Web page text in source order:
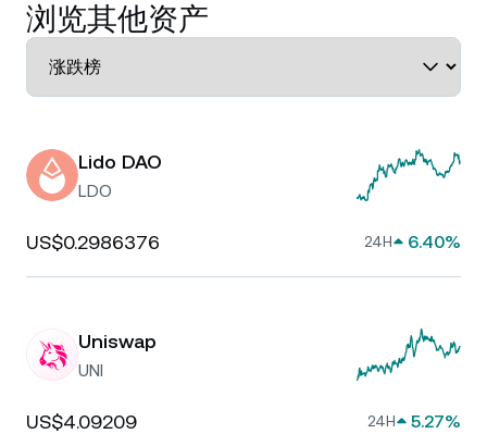
浏览其他资产
Lido DAO
LDO
US$0.2986376 24H 6.40%
Uniswap
UNI
US$4.09209 24H 5.27%